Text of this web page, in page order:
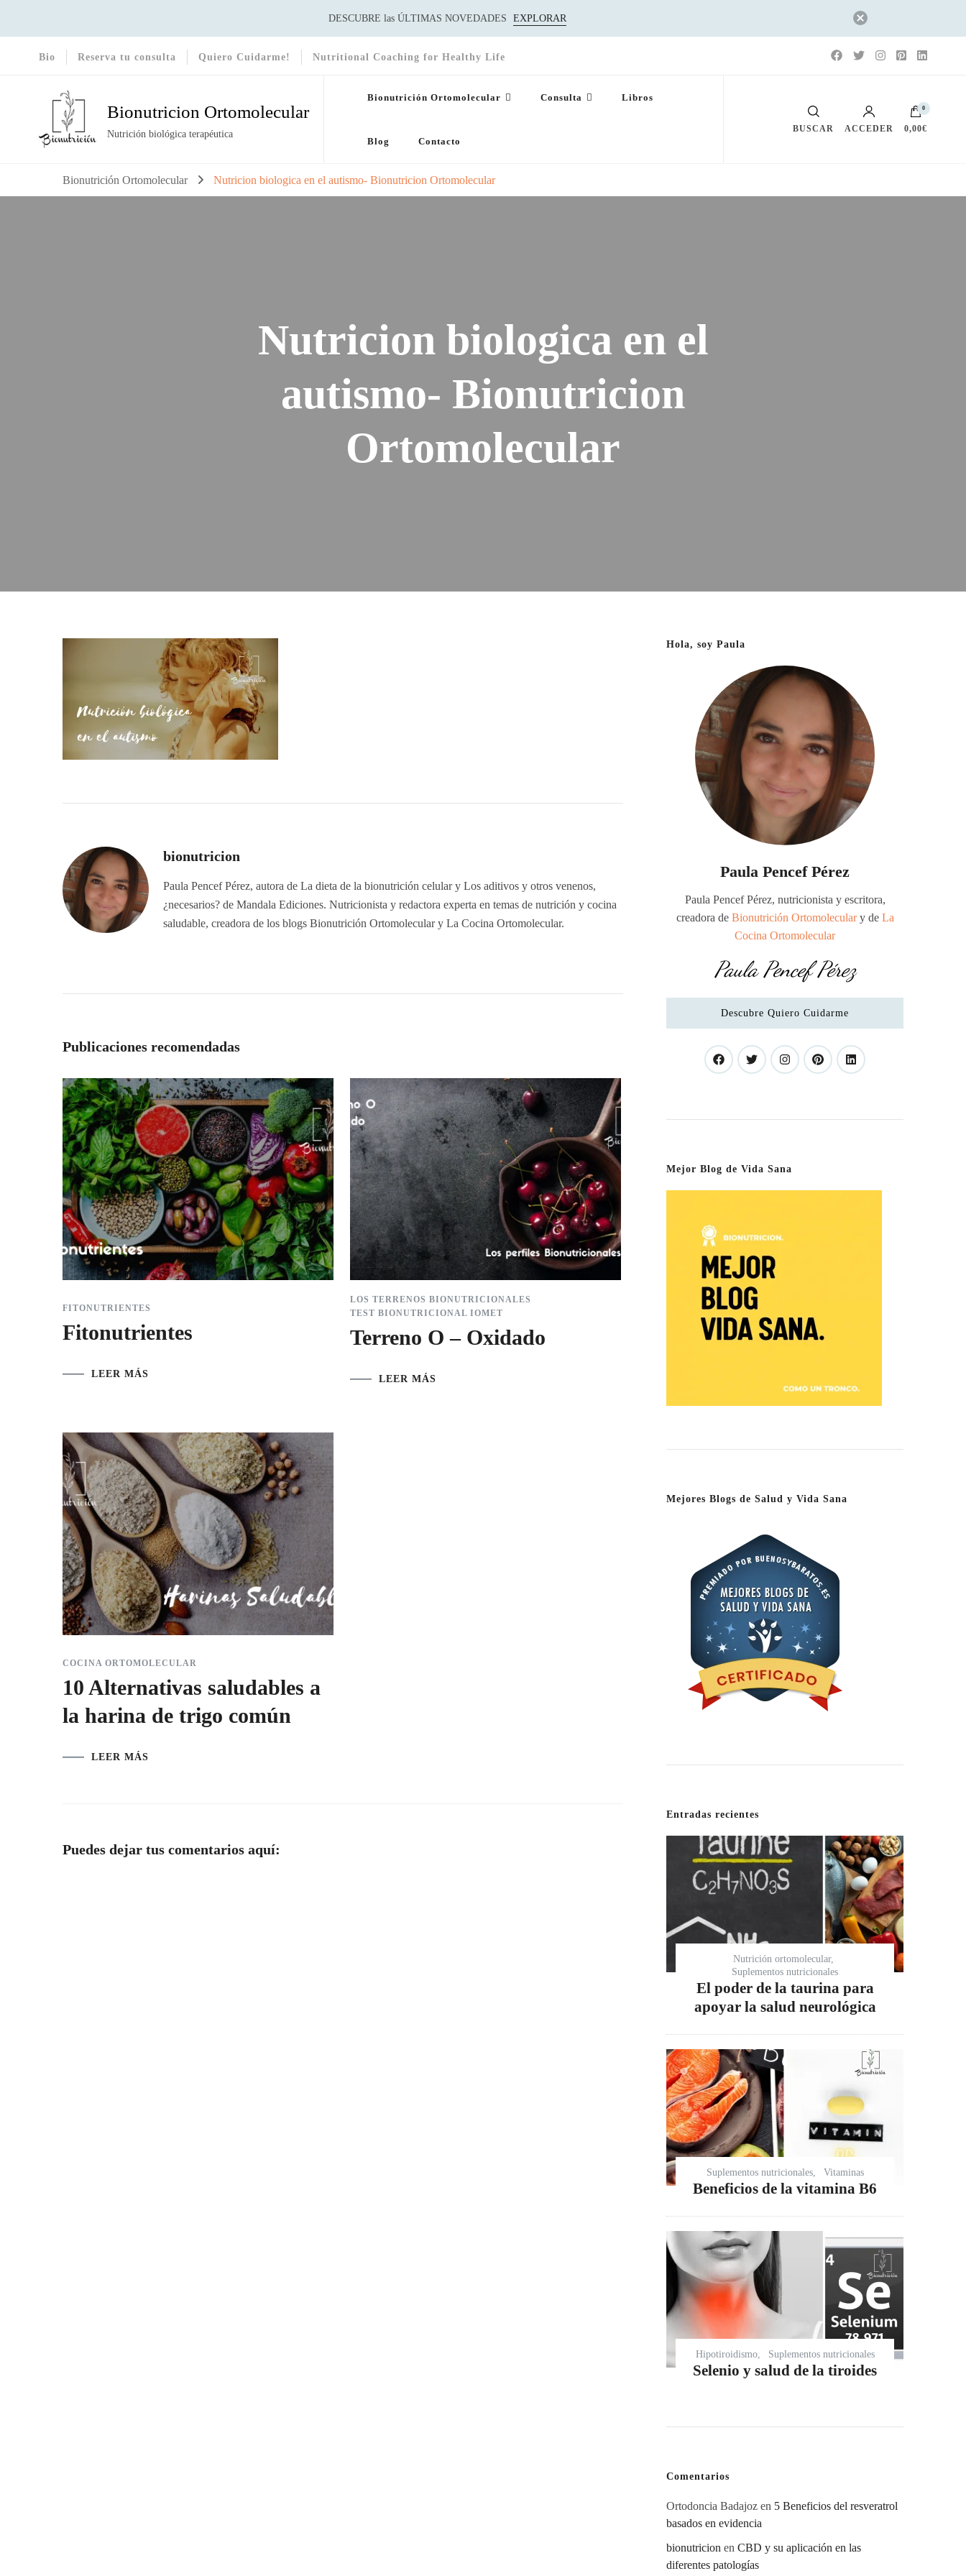
DESCUBRE las ÚLTIMAS NOVEDADES EXPLORAR
Bio Reserva tu consulta Quiero Cuidarme! Nutritional Coaching for Healthy Life
Bionutricion Ortomolecular
Nutrición biológica terapéutica
Bionutrición Ortomolecular Consulta Libros
Blog Contacto
BUSCAR ACCEDER
0
0,00€
Bionutrición Ortomolecular Nutricion biologica en el autismo- Bionutricion Ortomolecular
Nutricion biologica en el
autismo- Bionutricion
Ortomolecular
bionutricion
Paula Pencef Pérez, autora de La dieta de la bionutrición celular y Los aditivos y otros venenos,
¿necesarios? de Mandala Ediciones. Nutricionista y redactora experta en temas de nutrición y cocina
saludable, creadora de los blogs Bionutrición Ortomolecular y La Cocina Ortomolecular.
Publicaciones recomendadas
FITONUTRIENTES
Fitonutrientes
LEER MÁS
LOS TERRENOS BIONUTRICIONALES
TEST BIONUTRICIONAL IOMET
Terreno O – Oxidado
LEER MÁS
COCINA ORTOMOLECULAR
10 Alternativas saludables a
la harina de trigo común
LEER MÁS
Puedes dejar tus comentarios aquí:
Hola, soy Paula
Paula Pencef Pérez
Paula Pencef Pérez, nutricionista y escritora,
creadora de Bionutrición Ortomoleculary de La
Cocina Ortomolecular
Paula Pencef Pérez
Descubre Quiero Cuidarme
Mejor Blog de Vida Sana
Mejores Blogs de Salud y Vida Sana
Entradas recientes
Nutrición ortomolecular
Suplementos nutricionales
El poder de la taurina para
apoyar la salud neurológica
Suplementos nutricionales Vitaminas
Beneficios de la vitamina B6
Hipotiroidismo Suplementos nutricionales
Selenio y salud de la tiroides
Comentarios
Ortodoncia Badajoz en 5 Beneficios del resveratrol
basados en evidencia
bionutricion en CBD y su aplicación en las
diferentes patologías